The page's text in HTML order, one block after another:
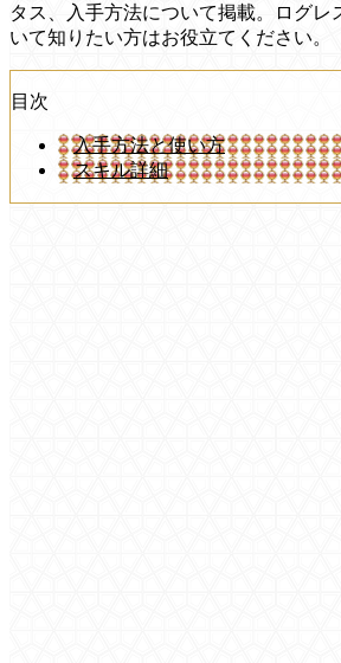
タス、入手方法について掲載。ログレ
いて知りたい方はお役立てください。
目次
入手方法と使い方
スキル詳細